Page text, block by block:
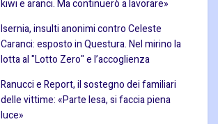
kiwi e aranci. Ma continuerò a lavorare»
Isernia, insulti anonimi contro Celeste
Caranci: esposto in Questura. Nel mirino la
lotta al "Lotto Zero" e l’accoglienza
Ranucci e Report, il sostegno dei familiari
delle vittime: «Parte lesa, si faccia piena
luce»